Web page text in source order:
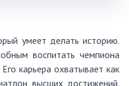
умеет делать историю.
воспитать чемпиона
карьера охватывает как
высших достижений.